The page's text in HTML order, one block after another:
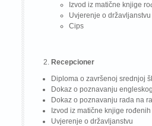
Izvod iz matične knjige
Uvjerenje o državljanstvu
Cips
Recepcioner
Diploma o završenoj srednjoj
Dokaz o poznavanju
Dokaz o poznavanju rada na
Izvod iz matične knjige rođenih
Uvjerenje o državljanstvu